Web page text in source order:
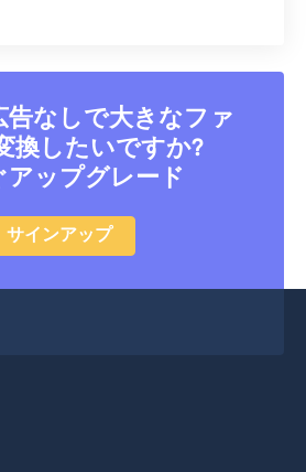
告なしで大きなファ
換したいですか?
アップグレード
サインアップ